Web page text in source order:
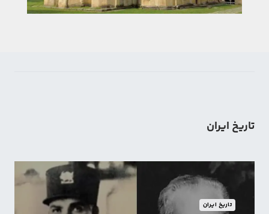
تاریخ ایران
تاریخ ایران